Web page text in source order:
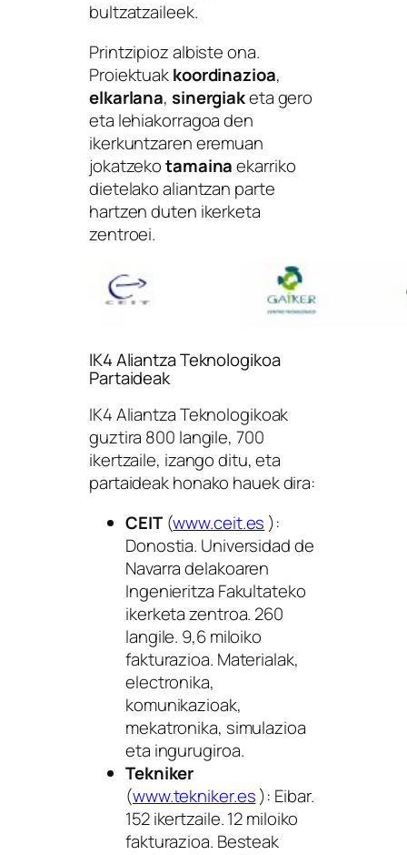
bultzatzaileek.
Printzipioz albiste ona.
Proiektuakkoordinazioa,
elkarlana, sinergiaketa gero
eta lehiakorragoa den
ikerkuntzaren eremuan
jokatzekotamainaekarriko
dietelako aliantzan parte
hartzen duten ikerketa
zentroei.
IK4 Aliantza Teknologikoa
Partaideak
IK4 Aliantza Teknologikoak
guztira 800 langile, 700
ikertzaile, izango ditu, eta
partaideak honako hauek dira:
CEIT(www.ceit.es ):
Donostia. Universidad de
Navarra delakoaren
Ingenieritza Fakultateko
ikerketa zentroa. 260
langile. 9,6 miloiko
fakturazioa. Materialak,
electronika,
komunikazioak,
mekatronika, simulazioa
eta ingurugiroa.
Tekniker
(www.tekniker.es): Eibar.
152 ikertzaile. 12 miloiko
fakturazioa. Besteak